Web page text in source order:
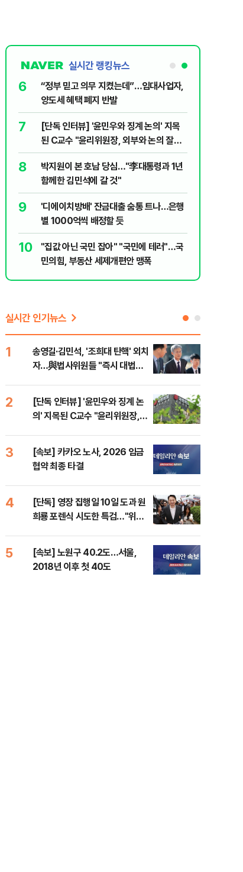
실시간 랭킹뉴스
이
,
6
“정부 믿고 의무 지켰는데”…임대사업자,
양도세 혜택 폐지 반발
7
[단독 인터뷰] '윤민우와 징계 논의' 지목
된 C교수 "윤리위원장, 외부와 논의 잘못
된 행위"
8
박지원이 본 호남 당심…"李대통령과 1년
함께한 김민석에 갈 것"
9
'디에이치방배' 잔금대출 숨통 트나…은행
별 1000억씩 배정할 듯
10
"집값 아닌 국민 잡아" "국민에 테러"…국
민의힘, 부동산 세제개편안 맹폭
실시간 인기뉴스
1
송영길·김민석, '조희대 탄핵' 외치
자…與법사위원들 "즉시 대법관
2
[단독 인터뷰] '윤민우와 징계 논
의' 지목된 C교수 "윤리위원장,
3
[속보] 카카오 노사, 2026 임금
협약 최종 타결
4
[단독] 영장 집행일 10일 도과 원
희룡 포렌식 시도한 특검…"위법
5
[속보] 노원구 40.2도…서울,
2018년 이후 첫 40도